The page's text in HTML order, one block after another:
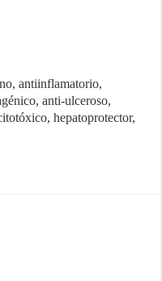
antiinflamatorio,
anti-ulceroso,
hepatoprotector,